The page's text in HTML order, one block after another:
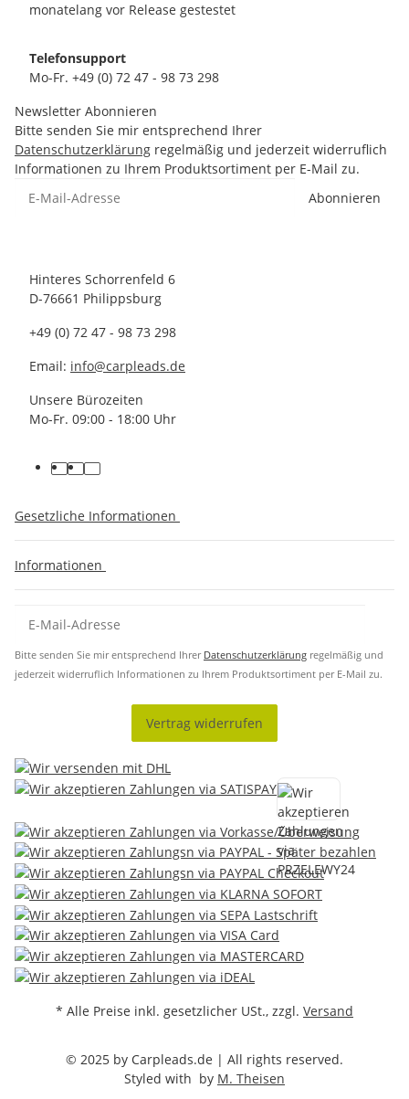
monatelang vor Release gestestet
Telefonsupport
Mo-Fr. +49 (0) 72 47 - 98 73 298
Newsletter Abonnieren
Bitte senden Sie mir entsprechend Ihrer
Datenschutzerklärung regelmäßig und jederzeit widerruflich
Informationen zu Ihrem Produktsortiment per E-Mail zu.
Abonnieren
Hinteres Schorrenfeld 6
D-76661 Philippsburg
+49 (0) 72 47 - 98 73 298
Email: info@carpleads.de
Unsere Bürozeiten
Mo-Fr. 09:00 - 18:00 Uhr
Gesetzliche Informationen
Informationen
Bitte senden Sie mir entsprechend Ihrer Datenschutzerklärung regelmäßig und
jederzeit widerruflich Informationen zu Ihrem Produktsortiment per E-Mail zu.
Vertrag widerrufen
* Alle Preise inkl. gesetzlicher USt., zzgl. Versand
© 2025 by Carpleads.de | All rights reserved.
Styled with by M. Theisen